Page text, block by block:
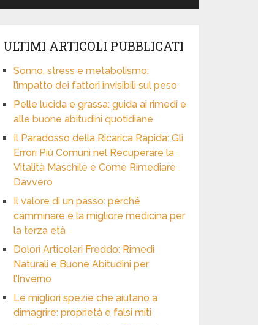
ULTIMI ARTICOLI PUBBLICATI
Sonno, stress e metabolismo:
l’impatto dei fattori invisibili sul peso
Pelle lucida e grassa: guida ai rimedi e
alle buone abitudini quotidiane
Il Paradosso della Ricarica Rapida: Gli
Errori Più Comuni nel Recuperare la
Vitalità Maschile e Come Rimediare
Davvero
Il valore di un passo: perché
camminare è la migliore medicina per
la terza età
Dolori Articolari Freddo: Rimedi
Naturali e Buone Abitudini per
l’Inverno
Le migliori spezie che aiutano a
dimagrire: proprietà e falsi miti